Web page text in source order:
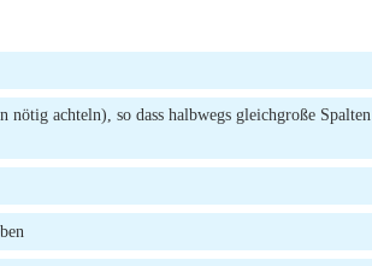
achteln), so dass halbwegs gleichgroße Spalten